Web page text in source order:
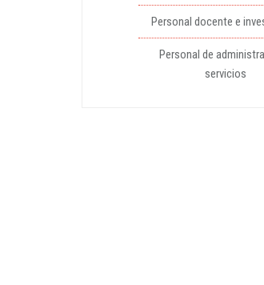
Personal docente e
Personal de
servicios